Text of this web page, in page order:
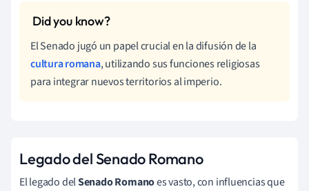
El Senado jugó un papel crucial en la difusión de la
cultura romana, utilizando sus funciones religiosas
para integrar nuevos territorios al imperio.
Legado del Senado Romano
El legado delSenado Romanoes vasto, con influencias que